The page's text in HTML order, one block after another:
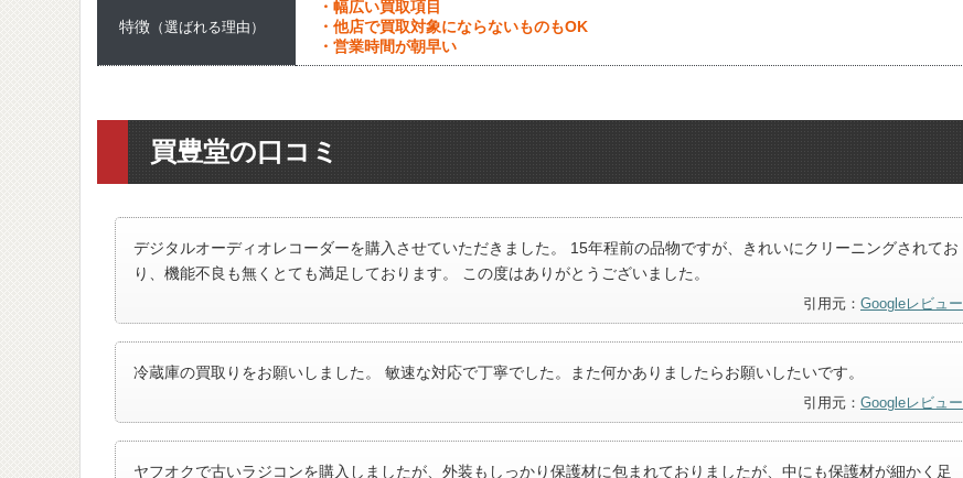
特徴 （選ばれる理由）
・幅広い買取項目
・他店で買取対象にならないものもOK
・営業時間が朝早い
買豊堂の口コミ
デジタルオーディオレコーダーを購入させていただきました。 15年程前の品物ですが、きれいにクリーニングされてお
り、機能不良も無くとても満足しております。 この度はありがとうございました。
引用元： Googleレビュー
冷蔵庫の買取りをお願いしました。 敏速な対応で丁寧でした。また何かありましたらお願いしたいです。
引用元： Googleレビュー
ヤフオクで古いラジコンを購入しましたが、外装もしっかり保護材に包まれておりましたが、中にも保護材が細かく足